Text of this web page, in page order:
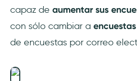
capaz de aumentar sus
con sólo cambiar a
de encuestas por correo